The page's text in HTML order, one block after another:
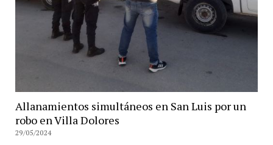
Allanamientos simultáneos en San Luis por un
robo en Villa Dolores
29/05/2024